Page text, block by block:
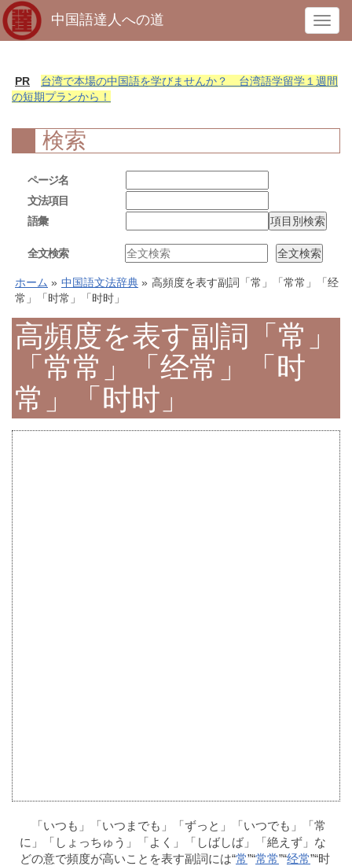
T
o
g
n
a
a
t
i
o
中国語達人への道
PR
台湾で本場の中国語を学びませんか？ 台湾語学留学１週間
の短期プランから！
検索
ページ名
文法項目
語彙
全文検索
ホーム » 中国語文法辞典 » 高頻度を表す副詞「常」「常常」「经
常」「时常」「时时」
高頻度を表す副詞「常」
「常常」「经常」「时
常」「时时」
「いつも」「いつまでも」「ずっと」「いつでも」「常
に」「しょっちゅう」「よく」「しばしば」「絶えず」な
どの意で頻度が高いことを表す副詞には“常”“常常”“经常”“时